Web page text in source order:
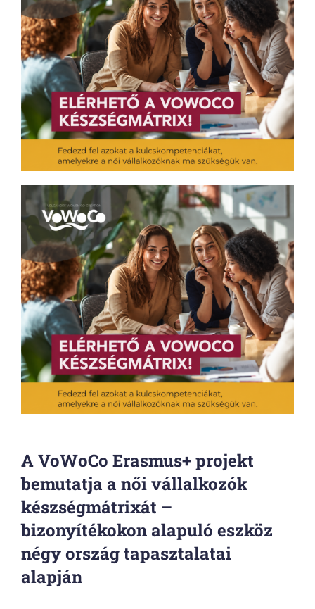
A VoWoCo Erasmus+ projekt
bemutatja a női vállalkozók
készségmátrixát –
bizonyítékokon alapuló eszköz
négy ország tapasztalatai
alapján